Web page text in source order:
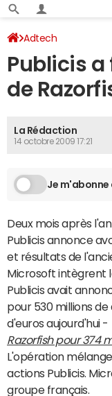
Adtech
Publicis
de
La Rédaction
14 octobre 2009 17:21
Je m'abonne
Deux mois après
Publicis annonce
et résultats de
Microsoft intègrent
Publicis avait
pour 530 millions
d'euros aujourd'hui -
Razorfish pour 374
L'opération
actions Publicis.
groupe français.